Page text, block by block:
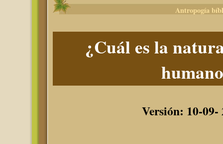
Antropogía
¿Cuál es la
Versión: 10-09-